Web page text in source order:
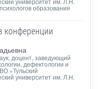
образования
конференции
доцент, заведующий
дефектологии и
«Тульский
университет им. Л.Н.